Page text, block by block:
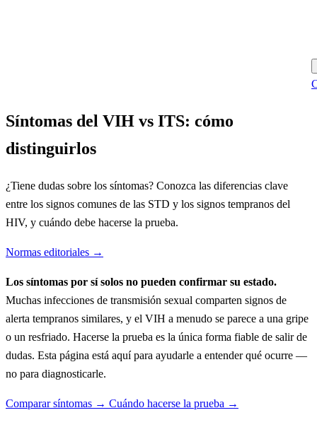
Síntomas del VIH vs ITS: cómo
distinguirlos
¿Tiene dudas sobre los síntomas? Conozca las diferencias clave
entre los signos comunes de las STD y los signos tempranos del
HIV, y cuándo debe hacerse la prueba.
Normas editoriales →
Los síntomas por sí solos no pueden confirmar su estado.
Muchas infecciones de transmisión sexual comparten signos de
alerta tempranos similares, y el VIH a menudo se parece a una gripe
o un resfriado. Hacerse la prueba es la única forma fiable de salir de
dudas. Esta página está aquí para ayudarle a entender qué ocurre —
no para diagnosticarle.
Comparar síntomas → Cuándo hacerse la prueba →